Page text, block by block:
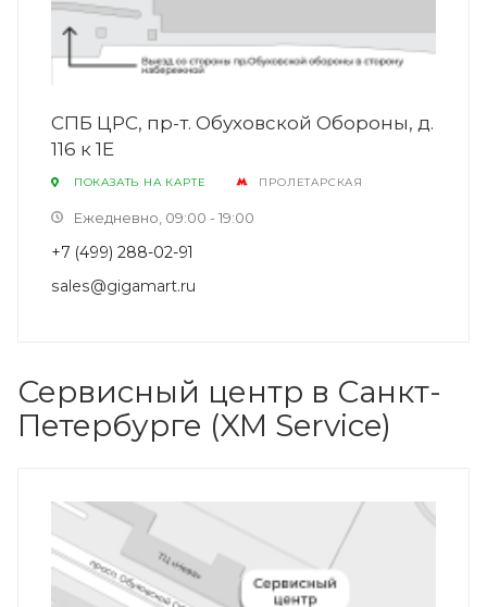
СПБ ЦРС, пр-­т. Обуховской Обороны, д.
116 к 1Е
ПОКАЗАТЬ НА КАРТЕ ПРОЛЕТАРСКАЯ
Ежедневно, 09:00 - 19:00
+7 (499) 288-02-91
sales@gigamart.ru
Сервисный центр в Санкт-
Петербурге (XM Service)